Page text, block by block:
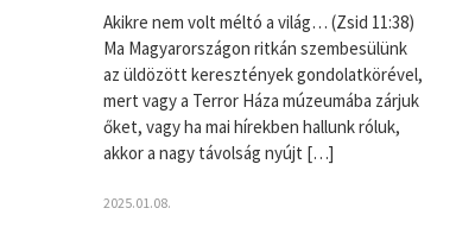
Akikre nem volt méltó a világ… (Zsid 11:38)
Ma Magyarországon ritkán szembesülünk
az üldözött keresztények gondolatkörével,
mert vagy a Terror Háza múzeumába zárjuk
őket, vagy ha mai hírekben hallunk róluk,
akkor a nagy távolság nyújt […]
2025.01.08.